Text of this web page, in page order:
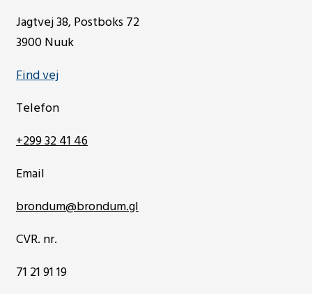
Jagtvej 38, Postboks 72
3900 Nuuk
Find vej
Telefon
+299 32 41 46
Email
brondum@brondum.gl
CVR. nr.
71 21 91 19